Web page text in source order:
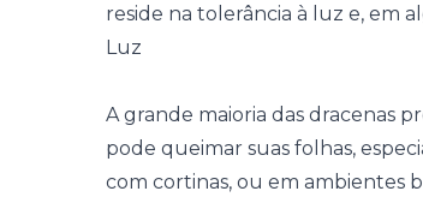
reside na tolerância à luz e, em
Luz
A grande maioria das dracenas
pode queimar suas folhas,
com cortinas, ou em ambientes